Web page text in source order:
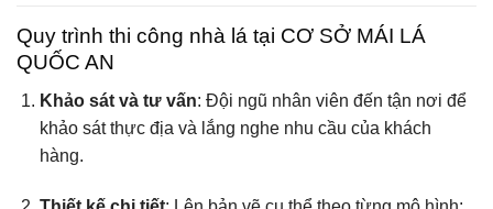
Quy trình thi công nhà lá tại CƠ SỞ MÁI LÁ
QUỐC AN
Khảo sát và tư vấn: Đội ngũ nhân viên đến tận nơi để
khảo sát thực địa và lắng nghe nhu cầu của khách
hàng.